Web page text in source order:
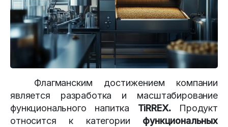
Флагманским достижением компании
является разработка и масштабирование
функционального напитка TiRREX.Продукт
относится к категории функциональных